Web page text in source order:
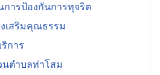
การป้องกันการทุจริต
เสริมคุณธรรม
การ
นตำบลท่าโสม